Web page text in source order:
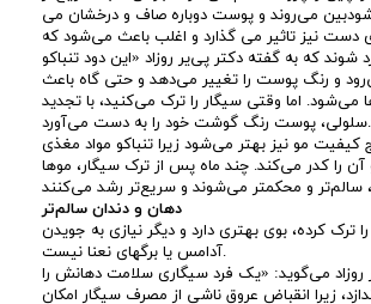
دست نیز تاثیر می گذارد و اغلب باعث می‌شود که
که به گفته دکتر پی‌یر روزاد «این دود تنباکو
و رنگ پوست را تغییر می‌دهد و حتی گاه باعث
می‌شود. اما وقتی سیگار را ترک می‌کنید، با تجدید
کیفیت مو نیز بهتر می‌شود زیرا تنباکو مواد مغذی
آن را کدر می‌کند. چند ماه پس از ترک سیگار، موها
دهان و دندان سالم‌تر
ترک کرده، بوی بهتری دارد و دیگر نیازی به جویدن
آدامس یا برگهای نعنا نیست.
روزاد می‌گوید: «یک فرد سیگاری سلامت دهانش را
زیرا انقباض عروق ناشی از مصرف سیگار امکان